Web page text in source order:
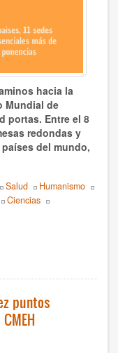
hacia la
Mundial de
portas. Entre el 8
redondas y
del mundo,
Salud
Humanismo
Ciencias
puntos